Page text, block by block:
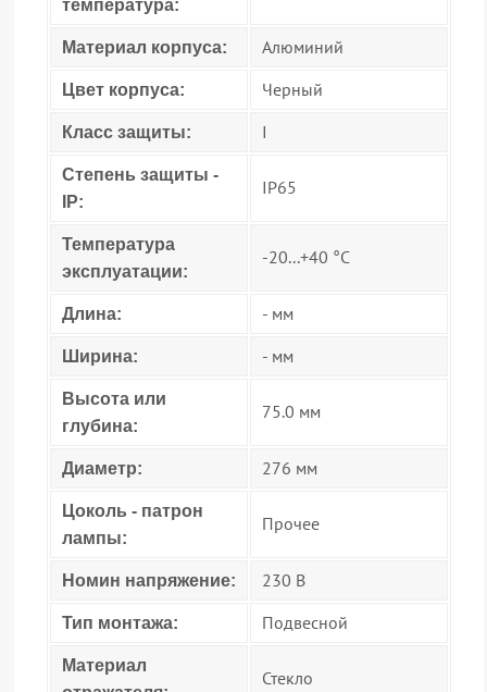
температура:
Материал корпуса: Алюминий
Цвет корпуса: Черный
Класс защиты: I
Степень защиты -
IP:
IP65
Температура
эксплуатации:
-20...+40 °C
Длина: - мм
Ширина: - мм
Высота или
глубина:
75.0 мм
Диаметр: 276 мм
Цоколь - патрон
лампы:
Прочее
Номин напряжение: 230 В
Тип монтажа: Подвесной
Материал
Стекло